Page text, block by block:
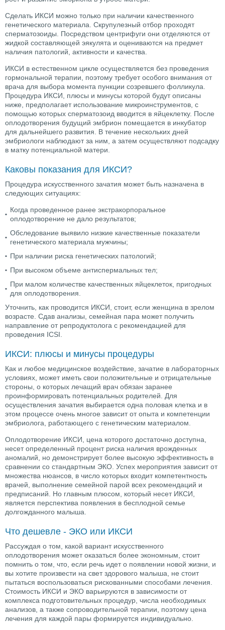
Сделать ИКСИ можно только при наличии качественного
генетического материала. Скрупулезный отбор проходят
сперматозоиды. Посредством центрифуги они отделяются от
жидкой составляющей эякулята и оцениваются на предмет
наличия патологий, активности и качества.
ИКСИ в естественном цикле осуществляется без проведения
гормональной терапии, поэтому требует особого внимания от
врача для выбора момента пункции созревшего фолликула.
Процедура ИКСИ, плюсы и минусы которой будут описаны
ниже, предполагает использование микроинструментов, с
помощью которых сперматозоид вводится в яйцеклетку. После
оплодотворения будущий эмбрион помещается в инкубатор
для дальнейшего развития. В течение нескольких дней
эмбриологи наблюдают за ним, а затем осуществляют подсадку
в матку потенциальной матери.
Каковы показания для ИКСИ?
Процедура искусственного зачатия может быть назначена в
следующих ситуациях:
Когда проведенное ранее экстракорпоральное
оплодотворение не дало результатов;
Обследование выявило низкие качественные показатели
генетического материала мужчины;
При наличии риска генетических патологий;
При высоком объеме антиспермальных тел;
При малом количестве качественных яйцеклеток, пригодных
для оплодотворения.
Уточнить, как проводится ИКСИ, стоит, если женщина в зрелом
возрасте. Сдав анализы, семейная пара может получить
направление от репродуктолога с рекомендацией для
проведения ICSI.
ИКСИ: плюсы и минусы процедуры
Как и любое медицинское воздействие, зачатие в лабораторных
условиях, может иметь свои положительные и отрицательные
стороны, о которых лечащий врач обязан заранее
проинформировать потенциальных родителей. Для
осуществления зачатия выбирается одна половая клетка и в
этом процессе очень многое зависит от опыта и компетенции
эмбриолога, работающего с генетическим материалом.
Оплодотворение ИКСИ, цена которого достаточно доступна,
несет определенный процент риска наличия врожденных
аномалий, но демонстрирует более высокую эффективность в
сравнении со стандартным ЭКО. Успех мероприятия зависит от
множества нюансов, в число которых входит компетентность
врачей, выполнение семейной парой всех рекомендаций и
предписаний. Но главным плюсом, который несет ИКСИ,
является перспектива появления в бесплодной семье
долгожданного малыша.
Что дешевле - ЭКО или ИКСИ
Рассуждая о том, какой вариант искусственного
оплодотворения может оказаться более экономным, стоит
помнить о том, что, если речь идет о появлении новой жизни, и
вы хотите произвести на свет здорового малыша, не стоит
пытаться воспользоваться рискованными способами лечения.
Стоимость ИКСИ и ЭКО варьируются в зависимости от
комплекса подготовительных процедур, числа необходимых
анализов, а также сопроводительной терапии, поэтому цена
лечения для каждой пары формируется индивидуально.